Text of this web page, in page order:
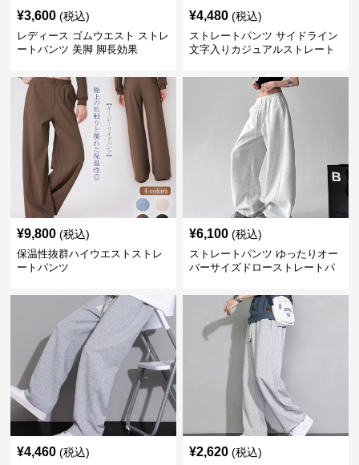
¥3,600 (税込)
レディース ゴムウエスト ストレ
ートパンツ 美脚 脚長効果
¥4,480 (税込)
ストレートパンツ サイドライン
文字入りカジュアルストレート
¥9,800 (税込)
保温性抜群ハイウエストストレ
ートパンツ
¥6,100 (税込)
ストレートパンツ ゆったりオー
バーサイズドローストレートパ
¥4,460 (税込) ¥2,620 (税込)